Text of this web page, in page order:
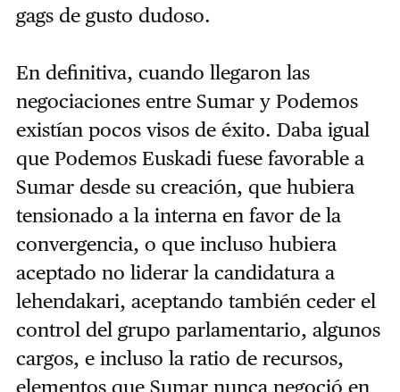
gags de gusto dudoso.
En definitiva, cuando llegaron las
negociaciones entre Sumar y Podemos
existían pocos visos de éxito. Daba igual
que Podemos Euskadi fuese favorable a
Sumar desde su creación, que hubiera
tensionado a la interna en favor de la
convergencia, o que incluso hubiera
aceptado no liderar la candidatura a
lehendakari, aceptando también ceder el
control del grupo parlamentario, algunos
cargos, e incluso la ratio de recursos,
elementos que Sumar nunca negoció en